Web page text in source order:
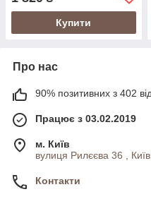
Купити
Про нас
90% позитивних з 402
Працює з 03.02.2019
м. Київ
вулиця Рилєєва 36 ,
Контакти